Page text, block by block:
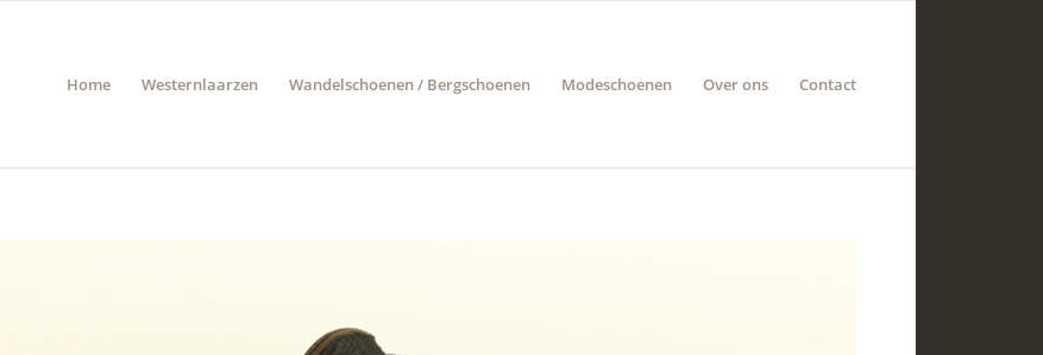
Home Westernlaarzen Wandelschoenen / Bergschoenen Modeschoenen Over ons Contact